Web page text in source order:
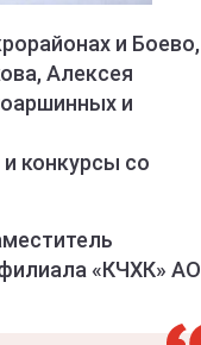
и Боево,
Алексея
и
конкурсы со
«КЧХК» АО